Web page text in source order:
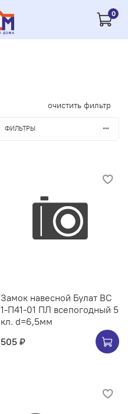
0
очистить фильтр
ФИЛЬТРЫ
Замок навесной Булат ВС
1-П41-01 ПЛ всепогодный 5
кл. d=6,5мм
505 ₽